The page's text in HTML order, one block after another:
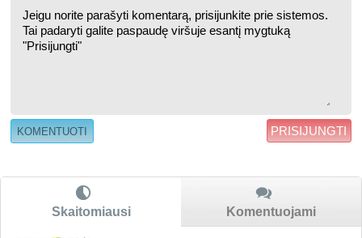
PRISIJUNGTI
Skaitomiausi Komentuojami